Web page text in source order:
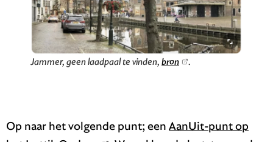
Jammer, geen laadpaal te vinden, bron .
Op naar het volgende punt; een AanUit-punt op